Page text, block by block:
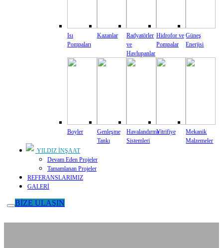
Isı
Pompaları
Kazanlar
Radyatörler
ve
Havlupanlar
Hidrofor ve
Pompalar
Güneş
Enerjisi
Boyler
Genleşme
Tankı
Havalandırma
Sistemleri
Vitrifiye
Mekanik
Malzemeler
YILDIZ İNŞAAT
Devam Eden Projeler
Tamamlanan Projeler
REFERANSLARIMIZ
GALERİ
BİZE ULAŞIN